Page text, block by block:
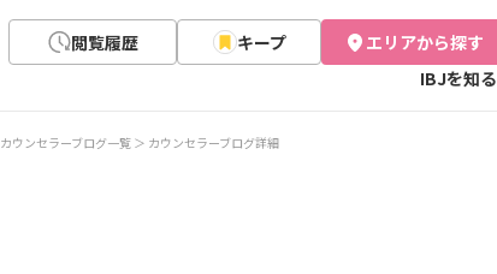
閲覧履歴 キープ エリアから探す
IBJを知る
カウンセラーブログ一覧 カウンセラーブログ詳細